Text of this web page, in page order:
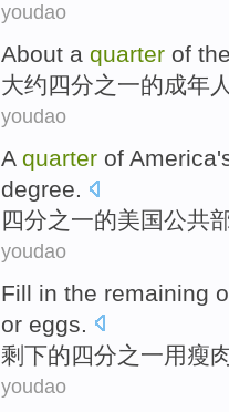
youdao
About a quarter of the
大约四分之一的成年人
youdao
A quarter of
degree.
四分之一的美国公共
youdao
Fill in the remaining
or eggs
剩下的四分之一用瘦
youdao